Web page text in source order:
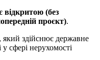
відкритою (без
проєкт).
здійснює державне
у сфері нерухомості